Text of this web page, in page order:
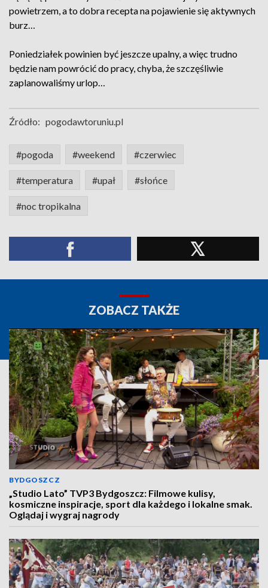
powietrzem, a to dobra recepta na pojawienie się aktywnych
burz…
Poniedziałek powinien być jeszcze upalny, a więc trudno
będzie nam powrócić do pracy, chyba, że szczęśliwie
zaplanowaliśmy urlop…
Źródło: pogodawtoruniu.pl
#pogoda #weekend #czerwiec
#temperatura #upał #słońce
#noc tropikalna
ZOBACZ TAKŻE
BYDGOSZCZ
„Studio Lato” TVP3 Bydgoszcz: Filmowe kulisy,
kosmiczne inspiracje, sport dla każdego i lokalne smak.
Oglądaj i wygraj nagrody